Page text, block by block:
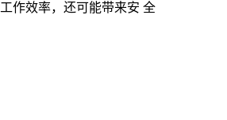
作效率，还可能带来安 全